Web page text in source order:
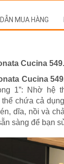
MUA HÀNG
Cucina
Cucina
1”: Nhờ hệ
chứa cả
dĩa, nồi và
sàng để bạn